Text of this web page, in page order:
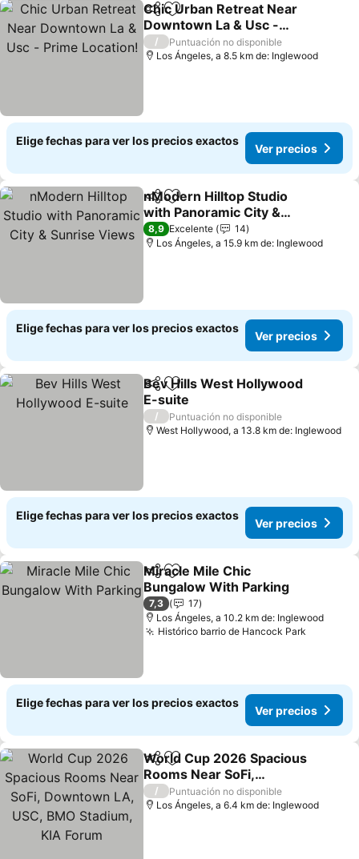
CompartirAgregar a favoritos
Chic Urban Retreat Near
Downtown La & Usc -
Prime Location!
/
Puntuación no disponible
Los Ángeles, a 8.5 km de: Inglewood
Elige fechas para ver los precios exactos
Ver precios
CompartirAgregar a favoritos
nModern Hilltop Studio
with Panoramic City &
Sunrise Views
8,9 Excelente
14
Los Ángeles, a 15.9 km de: Inglewood
Elige fechas para ver los precios exactos
Ver precios
CompartirAgregar a favoritos
Bev Hills West Hollywood
E-suite
/
Puntuación no disponible
West Hollywood, a 13.8 km de: Inglewood
Elige fechas para ver los precios exactos
Ver precios
CompartirAgregar a favoritos
Miracle Mile Chic
Bungalow With Parking
7,3
17
Los Ángeles, a 10.2 km de: Inglewood
Histórico barrio de Hancock Park
Elige fechas para ver los precios exactos
Ver precios
CompartirAgregar a favoritos
World Cup 2026 Spacious
Rooms Near SoFi,
Downtown LA, USC, BMO
Stadium, KIA Forum
/
Puntuación no disponible
Los Ángeles, a 6.4 km de: Inglewood